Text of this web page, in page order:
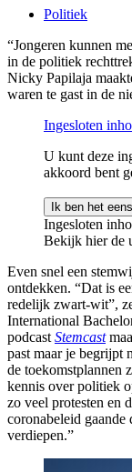
Politiek
“Jongeren kunnen
in de politiek
Nicky Papilaja
waren te gast in de
Ingesloten
U kunt deze
akkoord bent
Ik ben het eens
Ingesloten
Bekijk hier de
Even snel een
ontdekken. “Dat is
redelijk zwart-wit”,
International
podcast Stemcast
past maar je begrijpt
de toekomstplannen
kennis over politiek
zo veel protesten en
coronabeleid
verdiepen.”